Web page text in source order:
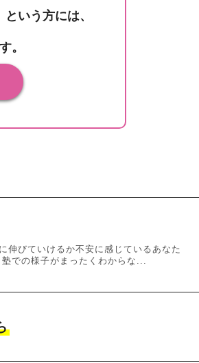
いう方には、
。
伸びていけるか不安に感じているあなた
での様子がまったくわからな...